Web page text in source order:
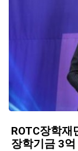
ROTC장학재
장학기금 3